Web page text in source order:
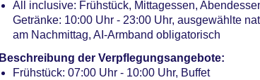
Zahlungsarten: TUI Card / VISA, MasterCard
Haustiere nicht erlaubt
Parkmöglichkeiten: Parkplatz (nach
Gebäudeanzahl: 35, Etagen: 2, Zimmer: 344,
Landeskategorie: 3 Sterne
All inclusive: Frühstück, Mittagessen,
Getränke: 10:00 Uhr - 23:00 Uhr, ausgewählte
am Nachmittag, AI-Armband obligatorisch
Beschreibung der Verpflegungsangebote:
Frühstück: 07:00 Uhr - 10:00 Uhr, Buffet